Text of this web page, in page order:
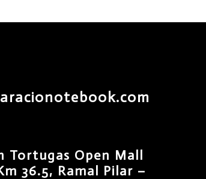
Tortugas Open Mall
36.5, Ramal Pilar –